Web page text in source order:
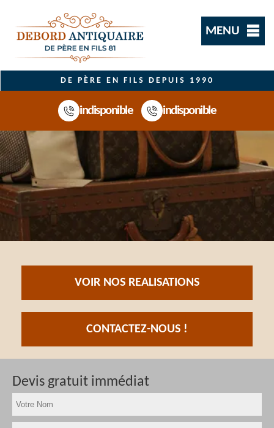
MENU
DE PÈRE EN FILS DEPUIS 1990
indisponible indisponible
VOIR NOS REALISATIONS
CONTACTEZ-NOUS !
Devis gratuit immédiat